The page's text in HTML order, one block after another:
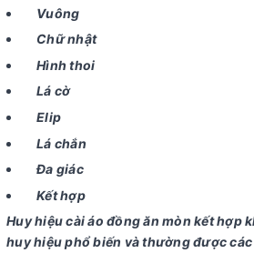
Vuông
Chữ nhật
Hình thoi
Lá cờ
Elip
Lá chắn
Đa giác
Kết hợp
Huy hiệu cài áo đồng ăn mòn kết hợp
huy hiệu phổ biến và thường được